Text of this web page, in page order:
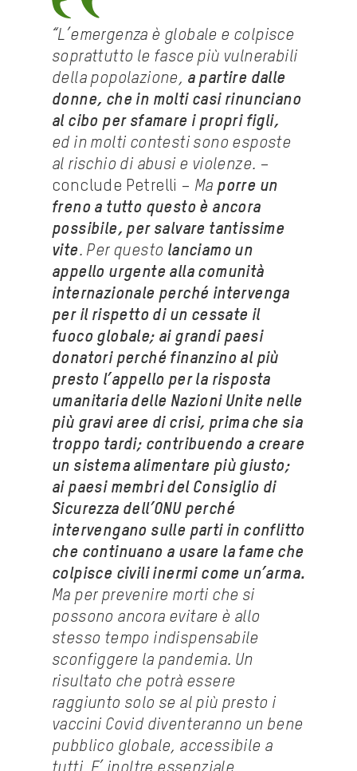
“L’emergenza è globale e colpisce
soprattutto le fasce più vulnerabili
della popolazione, a partire dalle
donne, che in molti casi rinunciano
al cibo per sfamare i propri figli,
ed in molti contesti sono esposte
al rischio di abusi e violenze. –
conclude Petrelli – Ma porre un
freno a tutto questo è ancora
possibile, per salvare tantissime
vite. Per questo lanciamo un
appello urgente alla comunità
internazionale perché intervenga
per il rispetto di un cessate il
fuoco globale; ai grandi paesi
donatori perché finanzino al più
presto l’appello per la risposta
umanitaria delle Nazioni Unite nelle
più gravi aree di crisi, prima che sia
troppo tardi; contribuendo a creare
un sistema alimentare più giusto;
ai paesi membri del Consiglio di
Sicurezza dell’ONU perché
intervengano sulle parti in conflitto
che continuano a usare la fame che
colpisce civili inermi come un’arma.
Ma per prevenire morti che si
possono ancora evitare è allo
stesso tempo indispensabile
sconfiggere la pandemia. Un
risultato che potrà essere
raggiunto solo se al più presto i
vaccini Covid diventeranno un bene
pubblico globale, accessibile a